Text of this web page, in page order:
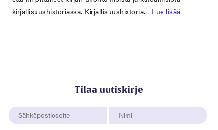
kirjallisuushistoriassa. Kirjallisuushistoria… Lue lisää
Tilaa uutiskirje